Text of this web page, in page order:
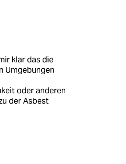
klar das die
Umgebungen
oder anderen
der Asbest